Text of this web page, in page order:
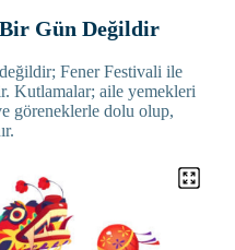
Bir Gün Değildir
değildir; Fener Festivali ile
Kutlamalar; aile yemekleri
göreneklerle dolu olup,